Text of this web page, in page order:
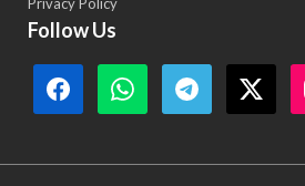
Privacy Policy
Follow Us